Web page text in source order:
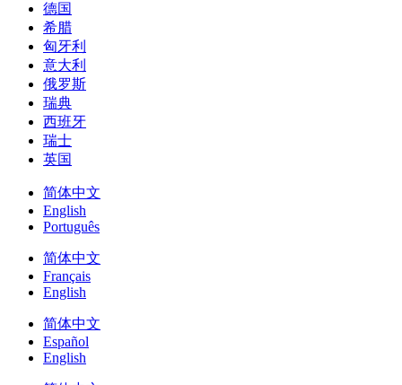
德国
希腊
匈牙利
意大利
俄罗斯
瑞典
西班牙
瑞士
英国
简体中文
English
Português
简体中文
Français
English
简体中文
Español
English